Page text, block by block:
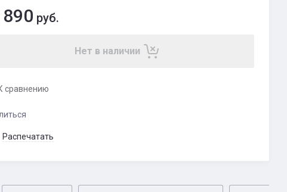
руб.
Нет в наличии
сравнению
Распечатать